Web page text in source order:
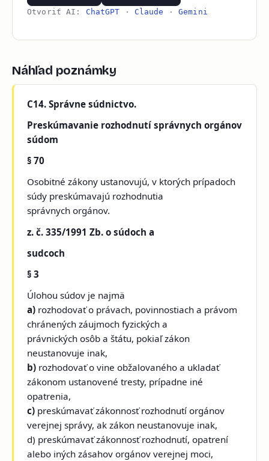
Otvoriť AI: ChatGPT · Claude ·Gemini
Náhľad poznámky
C14. Správne súdnictvo.
Preskúmavanie rozhodnutí správnych orgánov
súdom
§ 70
Osobitné zákony ustanovujú, v ktorých prípadoch
súdy preskúmavajú rozhodnutia
správnych orgánov.
z. č. 335/1991 Zb. o súdoch a
sudcoch
§ 3
Úlohou súdov je najmä
a) rozhodovať o právach, povinnostiach a právom
chránených záujmoch fyzických a
právnických osôb a štátu, pokiaľ zákon
neustanovuje inak,
b) rozhodovať o vine obžalovaného a ukladať
zákonom ustanovené tresty, prípadne iné
opatrenia,
c) preskúmavať zákonnosť rozhodnutí orgánov
verejnej správy, ak zákon neustanovuje inak,
d) preskúmavať zákonnosť rozhodnutí, opatrení
alebo iných zásahov orgánov verejnej moci,